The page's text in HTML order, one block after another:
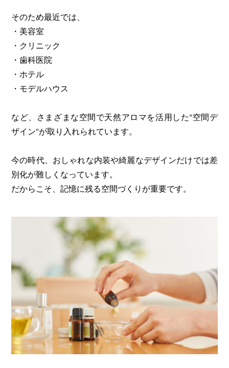
そのため最近では、
・美容室
・クリニック
・歯科医院
・ホテル
・モデルハウス
など、さまざまな空間で天然アロマを活用した“空間デ
ザイン”が取り入れられています。
今の時代、おしゃれな内装や綺麗なデザインだけでは差
別化が難しくなっています。
だからこそ、記憶に残る空間づくりが重要です。